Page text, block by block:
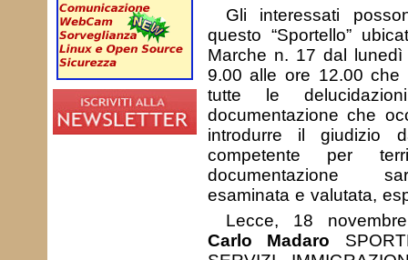
Gli interessati
questo “Sportello”
Marche n. 17 dal
9.00 alle ore 12.00 che
tutte le
documentazione che
introdurre il giudizio
competente per
documentazione
esaminata e valutata,
Lecce, 18
Carlo Madaro